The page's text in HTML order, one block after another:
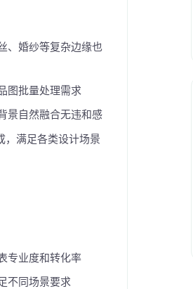
、婚纱等复杂边缘也
图批量处理需求
景自然融合无违和感
，满足各类设计场景
专业度和转化率
不同场景要求